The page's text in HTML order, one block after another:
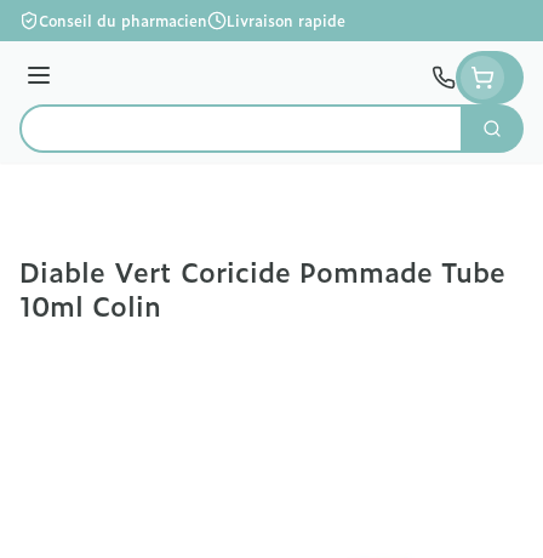
Aller au contenu
Conseil du pharmacien Livraison rapide
Menu
Rechercher
Diable Vert Coricide Pommade Tube
10ml Colin